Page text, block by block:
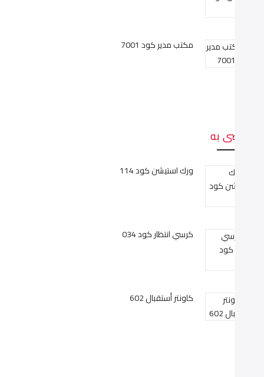
مكتب مدير كود 7001
به
ورك استيشن كود 114
كرسي انتظار كود 034
كاونتر أستقبال 602